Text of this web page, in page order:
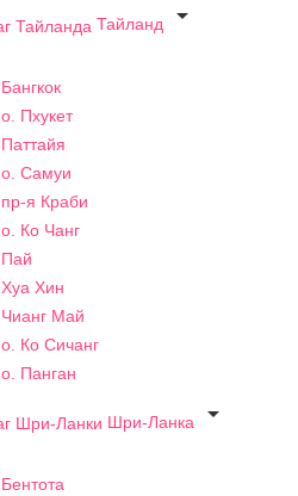
Тайланд

Бангкок
о. Пхукет
Паттайя
о. Самуи
пр-я Краби
о. Ко Чанг
Пай
Хуа Хин
Чианг Май
о. Ко Сичанг
о. Панган
Шри-Ланка

Бентота